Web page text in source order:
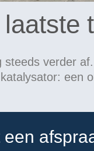
verder
een
een